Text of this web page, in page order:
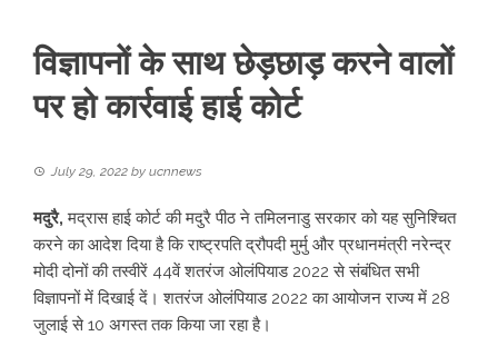
विज्ञापनों के साथ छेड़छाड़ करने वालों
पर हो कार्रवाई हाई कोर्ट
July 29, 2022 by ucnnews
मदुरै,मद्रास हाई कोर्ट की मदुरै पीठ ने तमिलनाडु सरकार को यह सुनिश्चित
करने का आदेश दिया है कि राष्ट्रपति द्रौपदी मुर्मु और प्रधानमंत्री नरेन्द्र
मोदी दोनों की तस्वीरें 44वें शतरंज ओलंपियाड 2022 से संबंधित सभी
विज्ञापनों में दिखाई दें। शतरंज ओलंपियाड 2022 का आयोजन राज्य में 28
जुलाई से 10 अगस्त तक किया जा रहा है।